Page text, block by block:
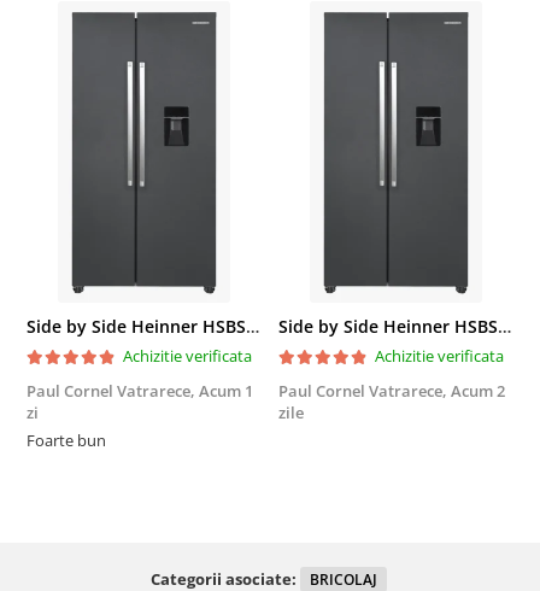
Side by Side Heinner HSBS-HM439NFINVDGWDE++, Total No Frost, Compresor Inverter, Dozator Apa, Display Touch LED, 439 L, Clasa E, Gri Antracit Texturat
Achizitie verificata
Paul Cornel Vatrarece, Acum 1
zi
Foarte bun
Side by Side Heinner HSBS-HM439NFINVDGWDE++, Total No Frost, Compresor Inverter, Dozator Apa, Display Touch LED, 439 L, Clasa E, Gri Antracit Texturat
Achizitie verificata
Paul Cornel Vatrarece, Acum 2
zile
Categorii asociate:
BRICOLAJ